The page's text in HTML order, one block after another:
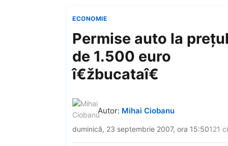
ECONOMIE
Permise auto la
de 1.500 euro
î€žbucataî€
Autor: Mihai Ciobanu
duminică, 23 septembrie 2007, ora 15:50121